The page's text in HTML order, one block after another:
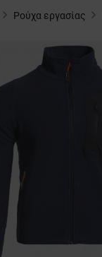
Ρούχα εργασίας